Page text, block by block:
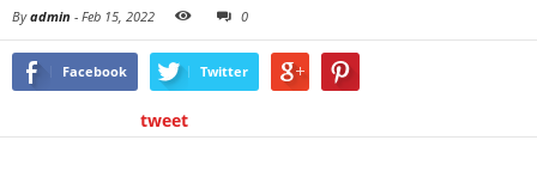
Byadmin - Feb 15, 2022 0
Facebook Twitter
tweet